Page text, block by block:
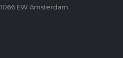
1066 EW Amsterdam